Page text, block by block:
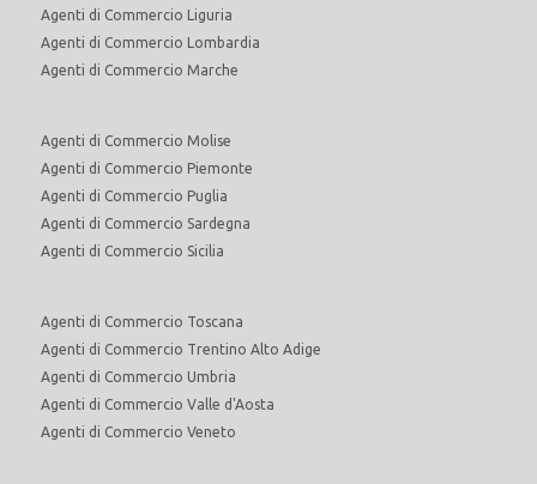
Agenti di Commercio Liguria
Agenti di Commercio Lombardia
Agenti di Commercio Marche
Agenti di Commercio Molise
Agenti di Commercio Piemonte
Agenti di Commercio Puglia
Agenti di Commercio Sardegna
Agenti di Commercio Sicilia
Agenti di Commercio Toscana
Agenti di Commercio Trentino Alto Adige
Agenti di Commercio Umbria
Agenti di Commercio Valle d'Aosta
Agenti di Commercio Veneto